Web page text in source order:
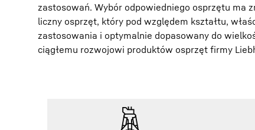
zastosowań. Wybór odpowiedniego osprzętu ma
liczny osprzęt, który pod względem kształtu,
zastosowania i optymalnie dopasowany do
ciągłemu rozwojowi produktów osprzęt firmy